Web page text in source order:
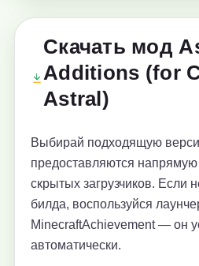
Скачать мод
Additions (for
Astral)
Выбирай подходящую
предоставляются
скрытых загрузчиков. Если
билда, воспользуйся
MinecraftAchievement — он
автоматически.